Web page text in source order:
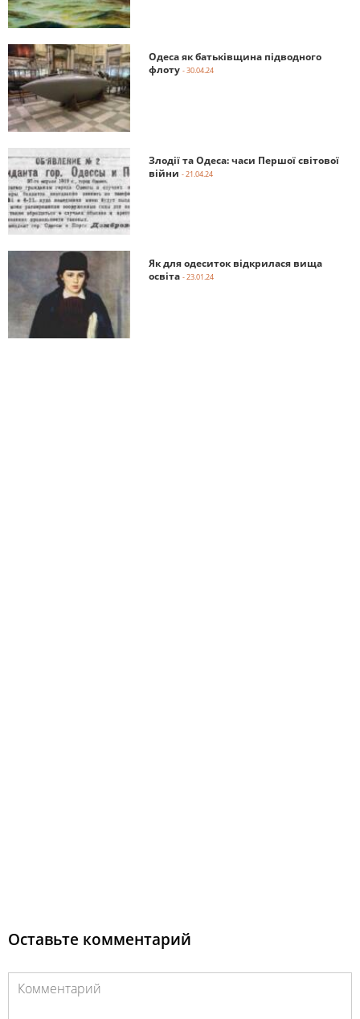
Одеса як батьківщина підводного
флоту - 30.04.24
Злодії та Одеса: часи Першої світової
війни - 21.04.24
Як для одеситок відкрилася вища
освіта - 23.01.24
Оставьте комментарий